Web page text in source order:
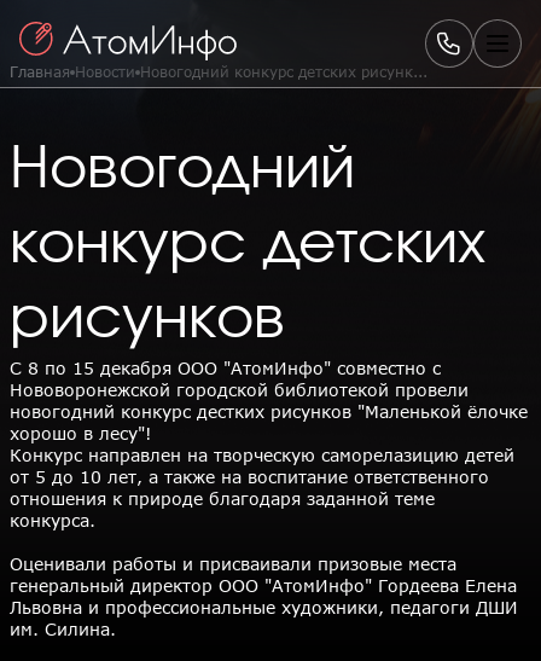
Главная Новости Новогодний конкурс детских рисунк...
Новогодний
конкурс детских
рисунков
С 8 по 15 декабря ООО "АтомИнфо" совместно с
Нововоронежской городской библиотекой провели
новогодний конкурс дестких рисунков "Маленькой ёлочке
хорошо в лесу"!
Конкурс направлен на творческую саморелазицию детей
от 5 до 10 лет, а также на воспитание ответственного
отношения к природе благодаря заданной теме
конкурса.
Оценивали работы и присваивали призовые места
генеральный директор ООО "АтомИнфо" Гордеева Елена
Львовна и профессиональные художники, педагоги ДШИ
им. Силина.